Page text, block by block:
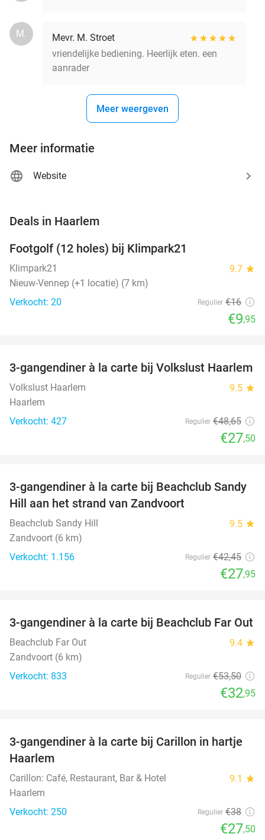
M.
Mevr. M. Stroet
vriendelijke bediening. Heerlijk eten. een
aanrader
Meer weergeven
Meer informatie
Website
Deals in Haarlem
NEW
TODAY
Footgolf (12 holes) bij Klimpark21
Klimpark21 9.7 star
Nieuw-Vennep (+1 locatie) (7 km)
Verkocht: 20
Regulier €16
€9,95
43%
3-gangendiner à la carte bij Volkslust Haarlem
Volkslust Haarlem 9.5 star
Haarlem
Verkocht: 427
Regulier €48,65
€27,50
34%
3-gangendiner à la carte bij Beachclub Sandy
Hill aan het strand van Zandvoort
Beachclub Sandy Hill 9.5 star
Zandvoort (6 km)
Verkocht: 1.156
Regulier €42,45
€27,95
38%
3-gangendiner à la carte bij Beachclub Far Out
Beachclub Far Out 9.4 star
Zandvoort (6 km)
Verkocht: 833
Regulier €53,50
€32,95
28%
3-gangendiner à la carte bij Carillon in hartje
Haarlem
Carillon: Café, Restaurant, Bar & Hotel 9.1 star
Haarlem
Verkocht: 250
Regulier €38
€27,50